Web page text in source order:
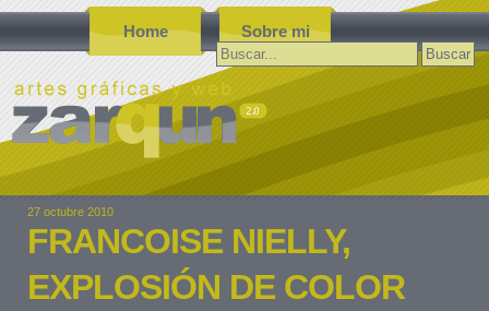
Home Sobre mi
Buscar:
27 octubre 2010
FRANCOISE NIELLY,
EXPLOSIÓN DE COLOR